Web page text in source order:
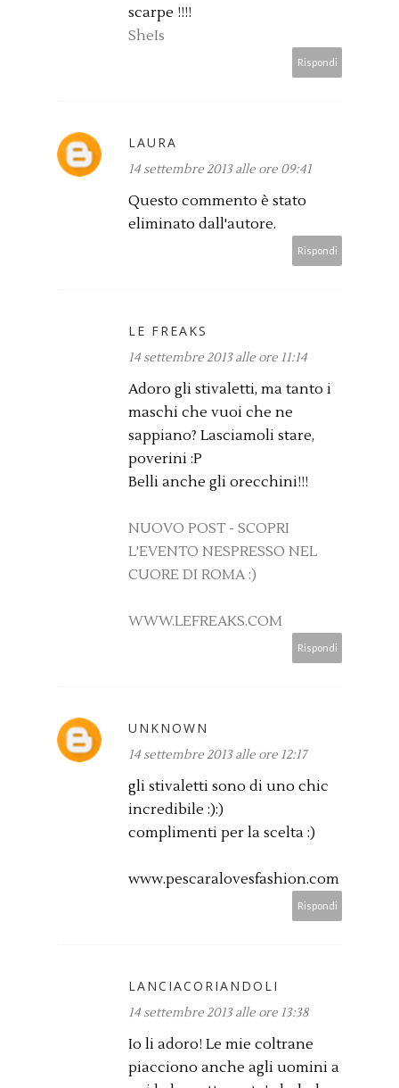
scarpe !!!!
SheIs
Rispondi
LAURA
14 settembre 2013 alle ore 09:41
Questo commento è stato
eliminato dall'autore.
Rispondi
LE FREAKS
14 settembre 2013 alle ore 11:14
Adoro gli stivaletti, ma tanto i
maschi che vuoi che ne
sappiano? Lasciamoli stare,
poverini :P
Belli anche gli orecchini!!!
NUOVO POST - SCOPRI
L'EVENTO NESPRESSO NEL
CUORE DI ROMA :)
WWW.LEFREAKS.COM
Rispondi
UNKNOWN
14 settembre 2013 alle ore 12:17
gli stivaletti sono di uno chic
incredibile :):)
complimenti per la scelta :)
www.pescaralovesfashion.com
Rispondi
LANCIACORIANDOLI
14 settembre 2013 alle ore 13:38
Io li adoro! Le mie coltrane
piacciono anche agli uomini a